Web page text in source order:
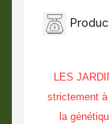
LES
strictement
la